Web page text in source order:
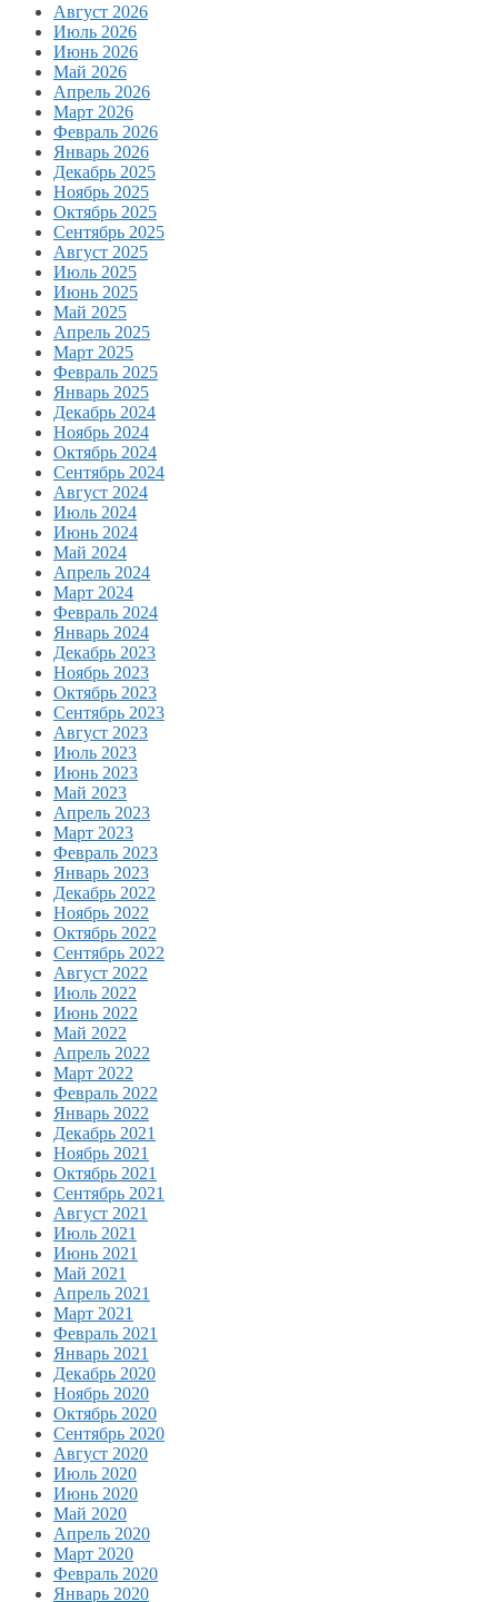
Август 2026
Июль 2026
Июнь 2026
Май 2026
Апрель 2026
Март 2026
Февраль 2026
Январь 2026
Декабрь 2025
Ноябрь 2025
Октябрь 2025
Сентябрь 2025
Август 2025
Июль 2025
Июнь 2025
Май 2025
Апрель 2025
Март 2025
Февраль 2025
Январь 2025
Декабрь 2024
Ноябрь 2024
Октябрь 2024
Сентябрь 2024
Август 2024
Июль 2024
Июнь 2024
Май 2024
Апрель 2024
Март 2024
Февраль 2024
Январь 2024
Декабрь 2023
Ноябрь 2023
Октябрь 2023
Сентябрь 2023
Август 2023
Июль 2023
Июнь 2023
Май 2023
Апрель 2023
Март 2023
Февраль 2023
Январь 2023
Декабрь 2022
Ноябрь 2022
Октябрь 2022
Сентябрь 2022
Август 2022
Июль 2022
Июнь 2022
Май 2022
Апрель 2022
Март 2022
Февраль 2022
Январь 2022
Декабрь 2021
Ноябрь 2021
Октябрь 2021
Сентябрь 2021
Август 2021
Июль 2021
Июнь 2021
Май 2021
Апрель 2021
Март 2021
Февраль 2021
Январь 2021
Декабрь 2020
Ноябрь 2020
Октябрь 2020
Сентябрь 2020
Август 2020
Июль 2020
Июнь 2020
Май 2020
Апрель 2020
Март 2020
Февраль 2020
Январь 2020